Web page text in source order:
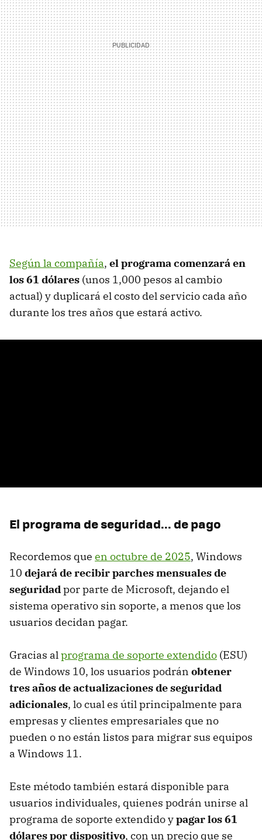
Según la compañía, el programa comenzará en
los 61 dólares (unos 1,000 pesos al cambio
actual) y duplicará el costo del servicio cada año
durante los tres años que estará activo.
El programa de seguridad... de pago
Recordemos que en octubre de 2025, Windows
10 dejará de recibir parches mensuales de
seguridadpor parte de Microsoft, dejando el
sistema operativo sin soporte, a menos que los
usuarios decidan pagar.
Gracias alprograma de soporte extendido (ESU)
de Windows 10, los usuarios podrán obtener
tres años de actualizaciones de seguridad
adicionales, lo cual es útil principalmente para
empresas y clientes empresariales que no
pueden o no están listos para migrar sus equipos
a Windows 11.
Este método también estará disponible para
usuarios individuales, quienes podrán unirse al
programa de soporte extendido ypagar los 61
dólares por dispositivo, con un precio que se